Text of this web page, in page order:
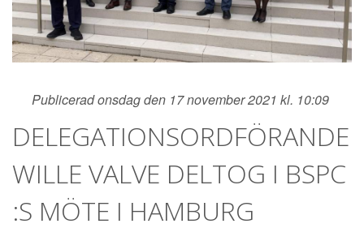
Publicerad onsdag den 17 november 2021 kl. 10:09
DELEGATIONSORDFÖRANDE
WILLE VALVE DELTOG I BSPC
:S MÖTE I HAMBURG